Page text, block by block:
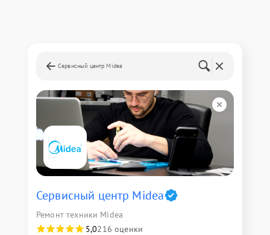
Сервисный центр Midea
Сервисный центр Midea
Ремонт техники Midea
5,0216 оценки